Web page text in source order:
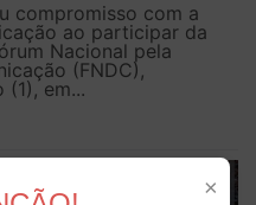
compromisso com a
ao participar da
Nacional pela
(FNDC),
em...
×